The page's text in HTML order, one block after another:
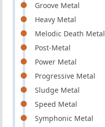
Groove Metal
Heavy Metal
Melodic Death Metal
Post-Metal
Power Metal
Progressive Metal
Sludge Metal
Speed Metal
Symphonic Metal